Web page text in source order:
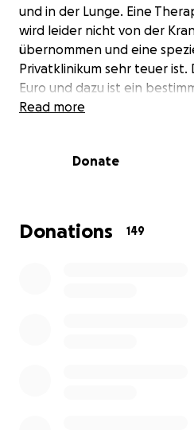
und in der Lunge. Eine
wird leider nicht von der
übernommen und eine
Privatklinikum sehr teuer ist.
Euro und dazu ist ein
Euro nötig. Ich habe so viele
geworden ist, noch einen
Ich wäre sehr dankbar für
kommen könnten. Der
Read more
Donate
Donations 149